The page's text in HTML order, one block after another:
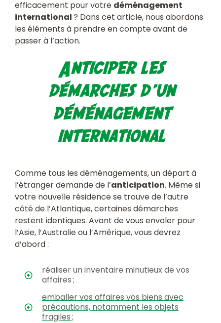
efficacement pour votre déménagement
international? Dans cet article, nous abordons
les éléments à prendre en compte avant de
passer à l’action.
Anticiper les
démarches d’un
déménagement
international
Comme tous les déménagements, un départ à
l’étranger demande de l’anticipation. Même si
votre nouvelle résidence se trouve de l’autre
côté de l’Atlantique, certaines démarches
restent identiques. Avant de vous envoler pour
l’Asie, l’Australie ou l’Amérique, vous devrez
d’abord :
réaliser un inventaire minutieux de vos
affaires ;
emballer vos affaires vos biens avec
précautions, notamment les objets
fragiles ;